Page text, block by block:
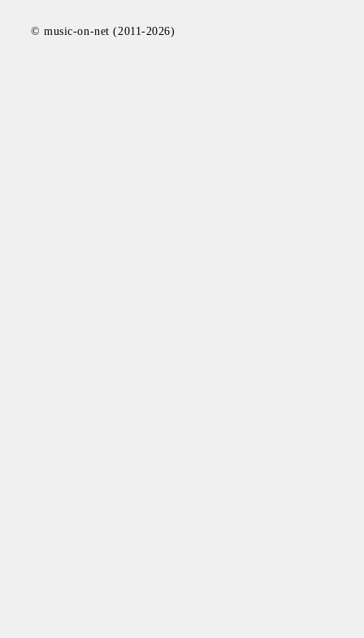
© music-on-net (2011-2026)